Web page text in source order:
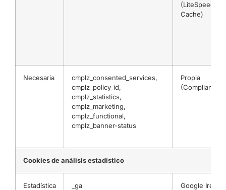
(LiteSpeed
Cache)
Necesaria
cmplz_consented_services,
cmplz_policy_id,
cmplz_statistics,
cmplz_marketing,
cmplz_functional,
cmplz_banner-status
Propia
(Complianz)
Cookies de análisis estadístico
Estadística _ga
Google Ireland